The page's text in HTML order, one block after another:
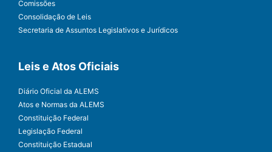
Comissões
Consolidação de Leis
Secretaria de Assuntos Legislativos e Jurídicos
Leis e Atos Oficiais
Diário Oficial da ALEMS
Atos e Normas da ALEMS
Constituição Federal
Legislação Federal
Constituição Estadual